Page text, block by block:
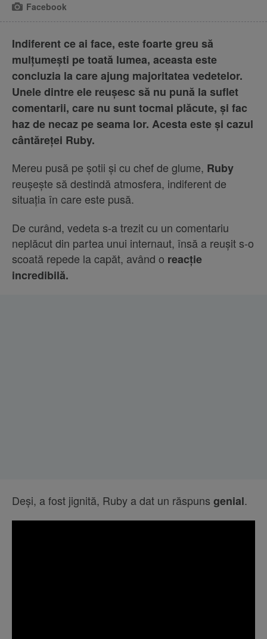
Facebook
Indiferent ce ai face, este foarte greu să
mulțumești pe toată lumea, aceasta este
concluzia la care ajung majoritatea vedetelor.
Unele dintre ele reușesc să nu pună la suflet
comentarii, care nu sunt tocmai plăcute, și fac
haz de necaz pe seama lor. Acesta este și cazul
cântăreței Ruby.
Mereu pusă pe șotii și cu chef de glume, Ruby
reușește să destindă atmosfera, indiferent de
situația în care este pusă.
De curând, vedeta s-a trezit cu un comentariu
neplăcut din partea unui internaut, însă a reușit s-o
scoată repede la capăt, având o reacție
incredibilă.
Deși, a fost jignită, Ruby a dat un răspuns genial.